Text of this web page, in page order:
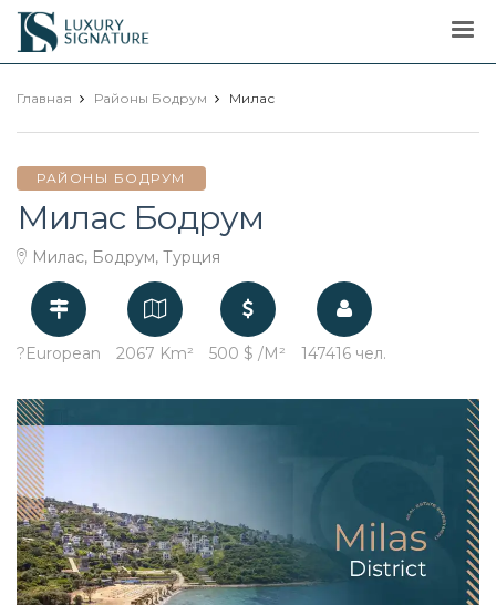
Luxury
Signature
Главная Районы Бодрум Милас
РАЙОНЫ БОДРУМ
Милас Бодрум
Милас, Бодрум, Турция
?European 2067 Km² 500 $ /M² 147416 чел.